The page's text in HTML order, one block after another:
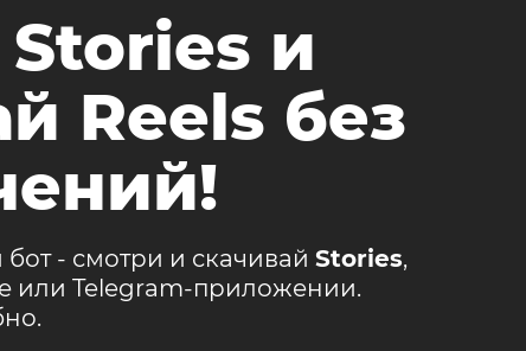
и
Reels без
- смотри и скачивай Stories,
или Telegram-приложении.